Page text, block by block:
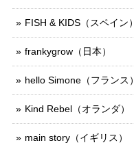
FISH & KIDS（スペイン）
frankygrow（日本）
hello Simone（フランス）
Kind Rebel（オランダ）
main story（イギリス）